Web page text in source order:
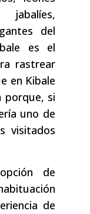
del
es el
rastrear
en Kibale
porque, si
uno de
visitados
de
de